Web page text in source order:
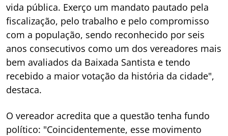
vida pública. Exerço um mandato pautado pela
fiscalização, pelo trabalho e pelo compromisso
com a população, sendo reconhecido por seis
anos consecutivos como um dos vereadores mais
bem avaliados da Baixada Santista e tendo
recebido a maior votação da história da cidade",
destaca.
O vereador acredita que a questão tenha fundo
político: "Coincidentemente, esse movimento